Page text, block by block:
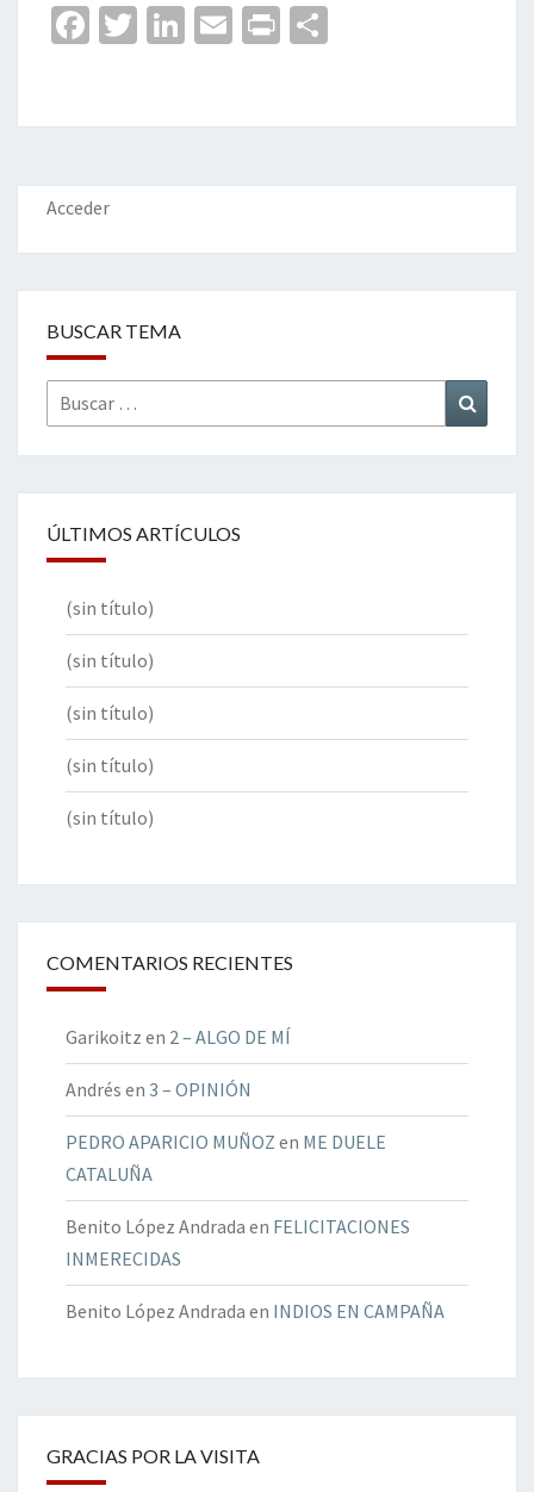
Fa
o
o
k
T
er
Li
dI
n
E
l
Pr
p
ar
Acceder
BUSCAR TEMA
Buscar
por:
ÚLTIMOS ARTÍCULOS
(sin título)
(sin título)
(sin título)
(sin título)
(sin título)
COMENTARIOS RECIENTES
Garikoitz en 2 – ALGO DE MÍ
Andrés en 3 – OPINIÓN
PEDRO APARICIO MUÑOZ en ME DUELE
CATALUÑA
Benito López Andrada en FELICITACIONES
INMERECIDAS
Benito López Andrada en INDIOS EN CAMPAÑA
GRACIAS POR LA VISITA